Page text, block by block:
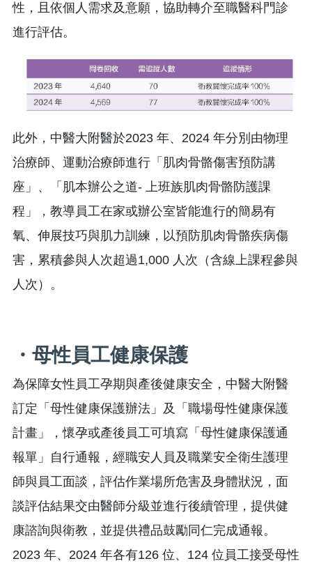
性，且依個人需求及意願，協助轉介至職醫科門診
進行評估。
此外，中醫大附醫於2023 年、2024 年分別由物理
治療師、運動治療師進行「肌肉骨骼傷害預防講
座」、「肌本辦公之道- 上班族肌肉骨骼防護課
程」，教導員工在家或辦公室皆能進行的簡易有
氧、伸展技巧與肌力訓練，以預防肌肉骨骼疾病傷
害，累積參與人次超過1,000 人次（含線上課程參與
人次）。
・母性員工健康保護
為保障女性員工孕期與產後健康安全，中醫大附醫
訂定「母性健康保護辦法」及「職場母性健康保護
計畫」，懷孕或產後員工可填寫「母性健康保護通
報單」自行通報，經職安人員及職業安全衛生護理
師與員工面談，評估作業場所危害及身體狀況，面
談評估結果交由醫師分級並進行後續管理，提供健
康諮詢與衛教，並提供禮品鼓勵同仁完成通報。
2023 年、2024 年各有126 位、124 位員工接受母性